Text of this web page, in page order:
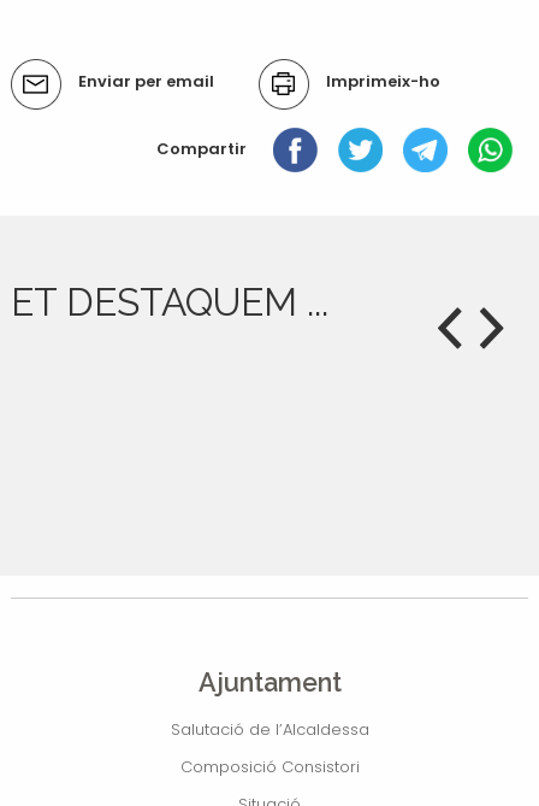
Accions
del
Enviar per email Imprimeix-ho
Compartir
ET DESTAQUEM ...
Ajuntament
Salutació de l’Alcaldessa
Composició Consistori